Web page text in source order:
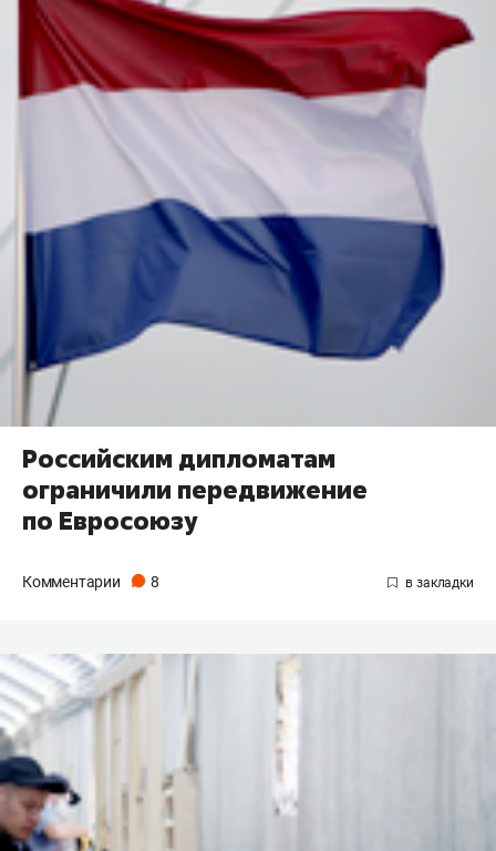
Российским дипломатам
ограничили передвижение
по Евросоюзу
Комментарии 8